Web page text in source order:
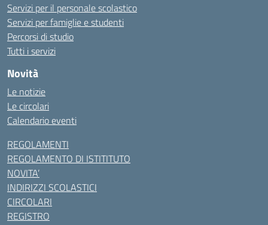
Servizi per il personale scolastico
Servizi per famiglie e studenti
Percorsi di studio
Tutti i servizi
Novità
Le notizie
Le circolari
Calendario eventi
REGOLAMENTI
REGOLAMENTO DI ISTITITUTO
NOVITA’
INDIRIZZI SCOLASTICI
CIRCOLARI
REGISTRO